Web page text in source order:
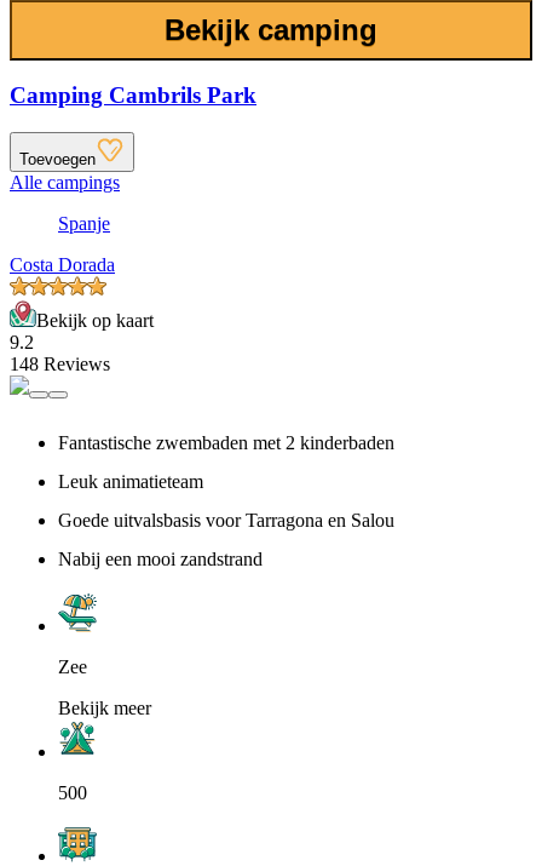
Bekijk camping
Camping Cambrils Park
Toevoegen
Alle campings
Spanje
Costa Dorada
Bekijk op kaart
9.2
148 Reviews
Fantastische zwembaden met 2 kinderbaden
Leuk animatieteam
Goede uitvalsbasis voor Tarragona en Salou
Nabij een mooi zandstrand
Zee
Bekijk meer
500